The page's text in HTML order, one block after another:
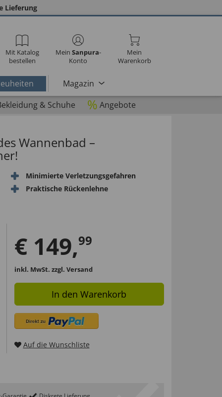
Lieferung
Mit Katalog
bestellen
Mein Sanpura-
Konto
Mein
Warenkorb
Magazin
& Schuhe % Angebote
Wannenbad –
Minimierte Verletzungsgefahren
Praktische Rückenlehne
€ 149,99
inkl. MwSt. zzgl. Versand
In den Warenkorb
Auf die Wunschliste